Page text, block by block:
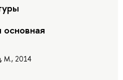
М., 2014